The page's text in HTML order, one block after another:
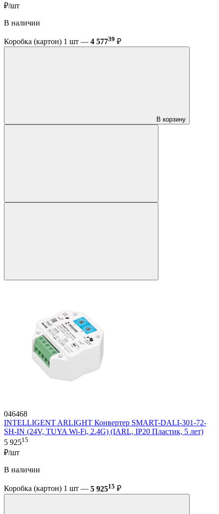
₽/шт
В наличии
Коробка (картон) 1 шт — 4 57739 ₽
В корзину
046468
INTELLIGENT ARLIGHT Конвертер SMART-DALI-301-72-
SH-IN (24V, TUYA Wi-Fi, 2.4G) (IARL, IP20 Пластик, 5 лет)
5 92515
₽/шт
В наличии
Коробка (картон) 1 шт — 5 92515 ₽